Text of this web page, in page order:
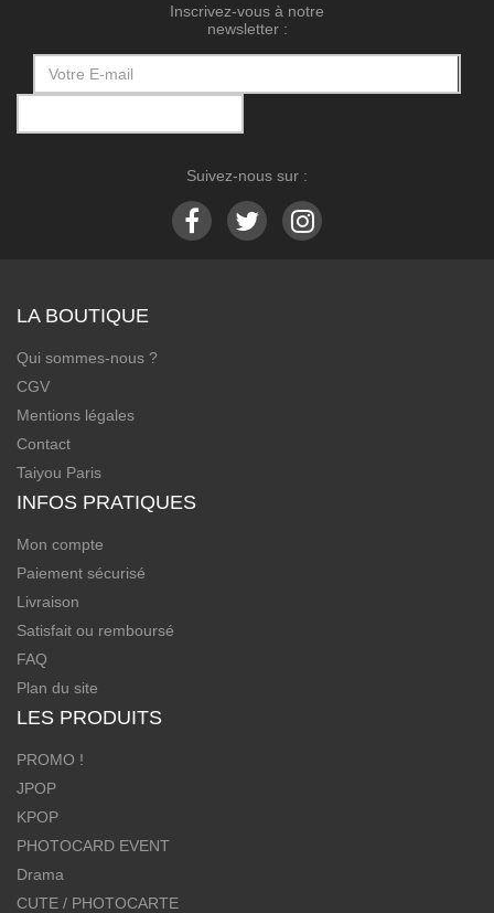
Inscrivez-vous à notre
newsletter :
Suivez-nous sur :
LA BOUTIQUE
Qui sommes-nous ?
CGV
Mentions légales
Contact
Taiyou Paris
INFOS PRATIQUES
Mon compte
Paiement sécurisé
Livraison
Satisfait ou remboursé
FAQ
Plan du site
LES PRODUITS
PROMO !
JPOP
KPOP
PHOTOCARD EVENT
Drama
CUTE / PHOTOCARTE